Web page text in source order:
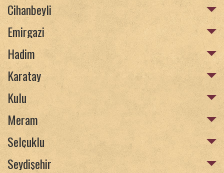
Cihanbeyli
Emirgazi
Hadim
Karatay
Kulu
Meram
Selçuklu
Seydişehir